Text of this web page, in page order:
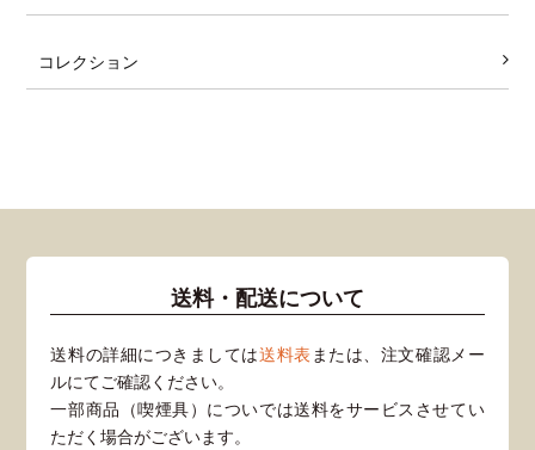
コレクション
送料・配送について
送料の詳細につきましては送料表 または、注文確認メー
ルにてご確認ください。
一部商品（喫煙具）についでは送料をサービスさせてい
ただく場合がございます。